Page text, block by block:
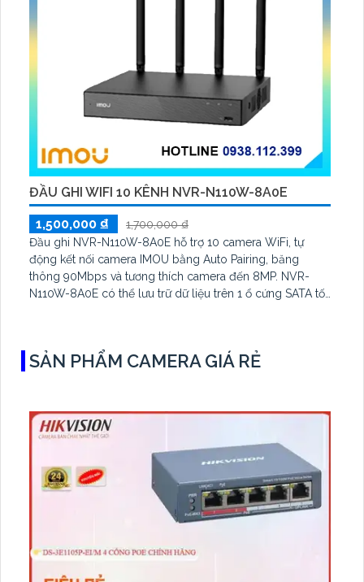
ĐẦU GHI WIFI 10 KÊNH NVR-N110W-8A0E
1,500,000 ₫
1,700,000 ₫
Đầu ghi NVR-N110W-8A0E hỗ trợ 10 camera WiFi, tự
động kết nối camera IMOU bằng Auto Pairing, băng
thông 90Mbps và tương thích camera đến 8MP. NVR-
N110W-8A0E có thể lưu trữ dữ liệu trên 1 ổ cứng SATA tối
SẢN PHẨM CAMERA GIÁ RẺ